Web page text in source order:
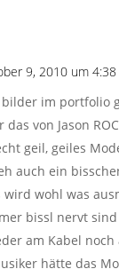
9, 2010 um 4:38
im portfolio
von Jason
geil, geiles
auch ein
wird wohl was
bissl nervt
am Kabel
hätte das